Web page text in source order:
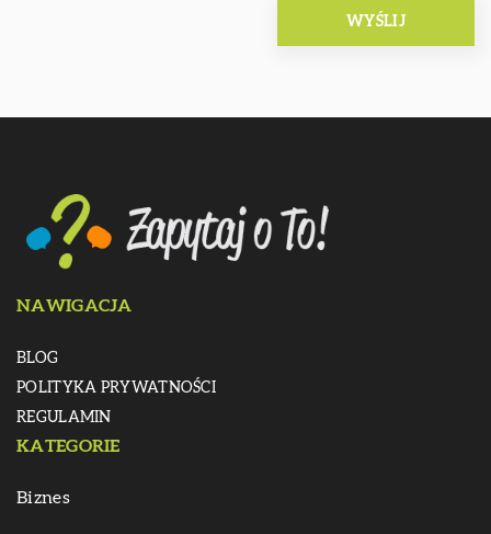
NAWIGACJA
BLOG
POLITYKA PRYWATNOŚCI
REGULAMIN
KATEGORIE
Biznes